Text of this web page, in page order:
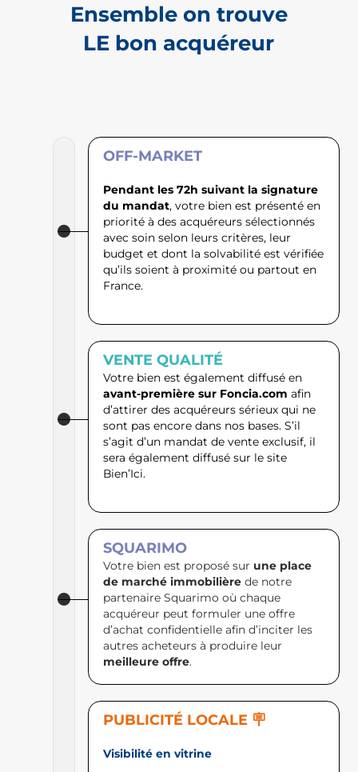
Ensemble on trouve
LE bon acquéreur
OFF-MARKET
Pendant les 72h suivant la signature
du mandat, votre bien est présenté en
priorité à des acquéreurs sélectionnés
avec soin selon leurs critères, leur
budget et dont la solvabilité est vérifiée
qu’ils soient à proximité ou partout en
France.
VENTE QUALITÉ
Votre bien est également diffusé en
avant-première sur Foncia.com afin
d’attirer des acquéreurs sérieux qui ne
sont pas encore dans nos bases. S’il
s’agit d’un mandat de vente exclusif, il
sera également diffusé sur le site
Bien’Ici. ​
SQUARIMO
Votre bien est proposé sur une place
de marché immobilièrede notre
partenaire Squarimo où chaque
acquéreur peut formuler une offre
d’achat confidentielle afin d’inciter les
autres acheteurs à produire leur
meilleure offre.
PUBLICITÉ LOCALE 🪧
Visibilité en vitrine